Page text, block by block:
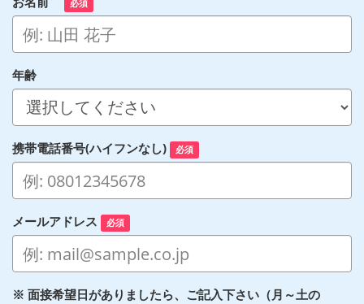
必須
年齢
携帯電話番号(ハイフンなし) 必須
メールアドレス 必須
※ 面接希望日がありましたら、ご記入下さい（月～土の